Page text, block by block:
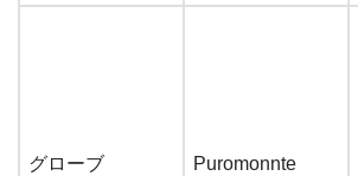
グローブ Puromonnte